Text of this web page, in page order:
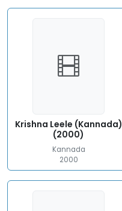
Krishna Leele (Kannada)
(2000)
Kannada
2000